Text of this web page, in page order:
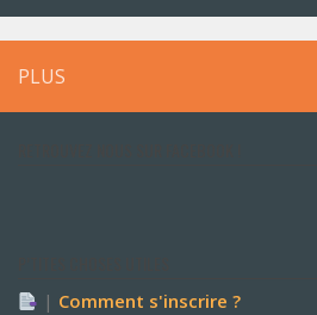
PLUS
| Comment s'inscrire ?